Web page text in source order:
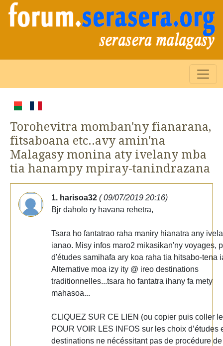
Torohevitra momban'ny fianarana,
fitsaboana etc..avy amin'na
Malagasy monina aty ivelany mba
tia hanampy mpiray-tanindrazana
1. harisoa32 ( 09/07/2019 20:16)
Bjr daholo ry havana rehetra,
Tsara ho fantatrao raha maniry hianatra any
ianao. Misy infos maro2 mikasikan'ny voyages,
d'études samihafa ary koa raha tia hitsabo-tena
Alternative moa izy ity @ ireo destinations
traditionnelles...tsara ho fantatra ihany fa mety
mahasoa...
CLIQUEZ SUR CE LIEN (ou copier puis coller
POUR VOIR LES INFOS sur les choix d’études
destinations ne nécéssitant pas de procédure